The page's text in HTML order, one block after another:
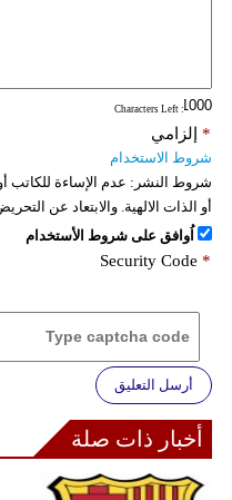
: Characters Left
إلزامي *
شروط الاستخدام
شروط النشر: عدم الإساءة للكاتب
أو الذات الالهية. والابتعاد عن
اُوافق على شروط الأستخدام
Security Code *
أرسل التعليق
أخبار ذات صلة